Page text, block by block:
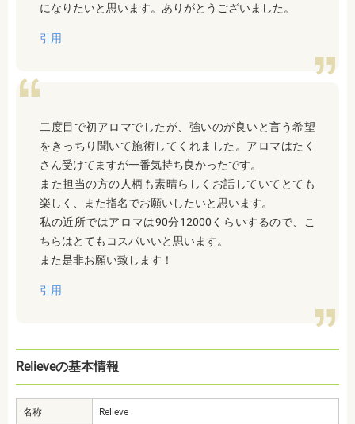
になりたいと思います。ありがとうございました。
引用
二度目で初アロマでしたが、強いのが良いと言う希望
をきっちり聞いて施術してくれました。アロマはたく
さん受けてますが一番気持ち良かったです。
また担当の方の人柄も素晴らしくお話していてとても
楽しく、また指名でお願いしたいと思います。
私の近所ではアロマは90分12000くらいするので、こ
ちらはとてもコスパいいと思います。
また是非お願い致します！
引用
Relieveの基本情報
名称 Relieve